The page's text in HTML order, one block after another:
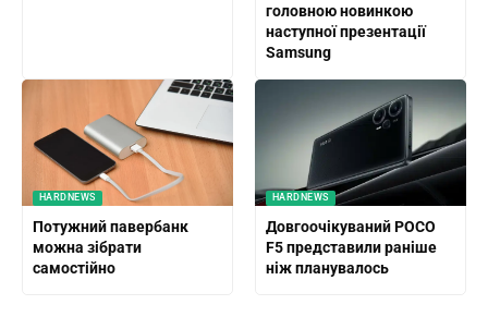
головною новинкою
наступної презентації
Samsung
HARDNEWS
Потужний павербанк
можна зібрати
самостійно
HARDNEWS
Довгоочікуваний POCO
F5 представили раніше
ніж планувалось